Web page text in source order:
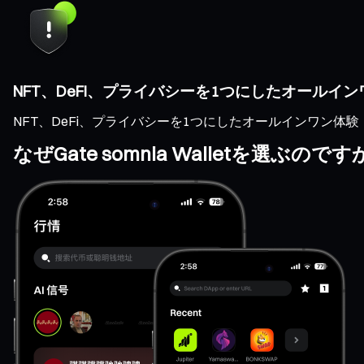
NFT、DeFi、プライバシーを1つにしたオールイン
NFT、DeFi、プライバシーを1つにしたオールインワン体験
なぜGate somnia Walletを選ぶのです